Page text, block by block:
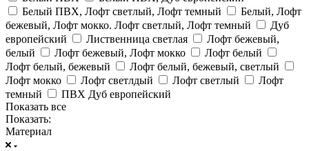
Белый ПВХ, Лофт светлый, Лофт темный
Белый, Лофт
бежевый, Лофт мокко. Лофт светлый, Лофт темный
Дуб
европейский
Лиственница светлая
Лофт бежевый,
белый
Лофт бежевый, Лофт мокко
Лофт белый
Лофт белый, бежевый
Лофт белый, бежевый, светлый
Лофт мокко
Лофт светлдый Лофт светлый
Лофт
темный
ПВХ Дуб европейский
Показать все
Показать:
Материал